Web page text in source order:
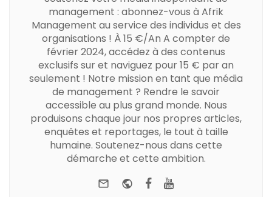
management : abonnez-vous à Afrik
Management au service des individus et des
organisations ! À 15 €/An A compter de
février 2024, accédez à des contenus
exclusifs sur et naviguez pour 15 € par an
seulement ! Notre mission en tant que média
de management ? Rendre le savoir
accessible au plus grand monde. Nous
produisons chaque jour nos propres articles,
enquêtes et reportages, le tout à taille
humaine. Soutenez-nous dans cette
démarche et cette ambition.
e-mailWebsiteFacebook